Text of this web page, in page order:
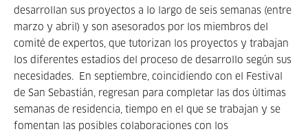
desarrollan sus proyectos a lo largo de seis semanas (entre
marzo y abril) y son asesorados por los miembros del
comité de expertos, que tutorizan los proyectos y trabajan
los diferentes estadios del proceso de desarrollo según sus
necesidades. En septiembre, coincidiendo con el Festival
de San Sebastián, regresan para completar las dos últimas
semanas de residencia, tiempo en el que se trabajan y se
fomentan las posibles colaboraciones con los